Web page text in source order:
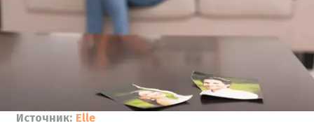
Источник: Elle